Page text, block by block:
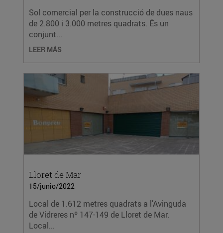
Sol comercial per la construcció de dues naus
de 2.800 i 3.000 metres quadrats. És un
conjunt...
LEER MÁS
Lloret de Mar
15/junio/2022
Local de 1.612 metres quadrats a l’Avinguda
de Vidreres nº 147-149 de Lloret de Mar.
Local...